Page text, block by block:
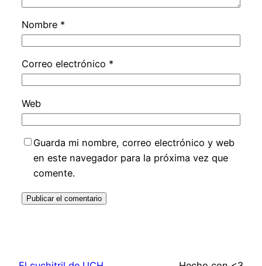
Nombre *
Correo electrónico *
Web
Guarda mi nombre, correo electrónico y web
en este navegador para la próxima vez que
comente.